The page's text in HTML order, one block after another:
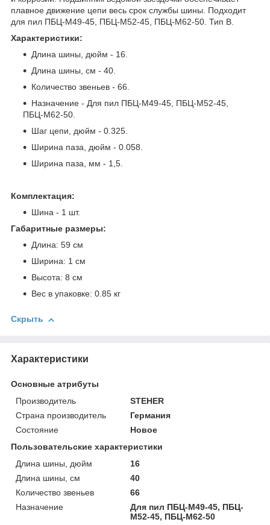
плавное движение цепи весь срок службы шины. Подходит
для пил ПБЦ-М49-45, ПБЦ-М52-45, ПБЦ-М62-50. Тип B.
Характеристики:
Длина шины, дюйм - 16.
Длина шины, см - 40.
Количество звеньев - 66.
Назначение - Для пил ПБЦ-М49-45, ПБЦ-М52-45,
ПБЦ-М62-50.
Шаг цепи, дюйм - 0.325.
Ширина паза, дюйм - 0.058.
Ширина паза, мм - 1,5.
Комплектация:
Шина - 1 шт.
Габаритные размеры:
Длина: 59 см
Ширина: 1 см
Высота: 8 см
Вес в упаковке: 0.85 кг
Скрыть
Характеристики
Основные атрибуты
Производитель
STEHER
Страна производитель
Германия
Состояние
Новое
Пользовательские характеристики
Длина шины, дюйм
16
Длина шины, см
40
Количество звеньев
66
Назначение
Для пил ПБЦ-М49-45, ПБЦ-
М52-45, ПБЦ-М62-50